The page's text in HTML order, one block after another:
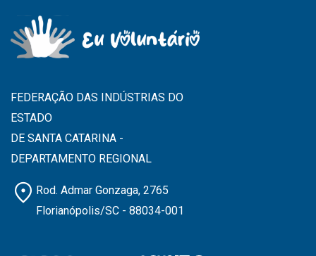
FEDERAÇÃO DAS INDÚSTRIAS DO
ESTADO
DE SANTA CATARINA -
DEPARTAMENTO REGIONAL
location_on Rod. Admar Gonzaga, 2765
Florianópolis/SC - 88034-001